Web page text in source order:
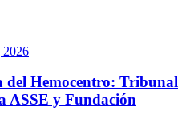
2026
del Hemocentro: Tribunal
ASSE y Fundación